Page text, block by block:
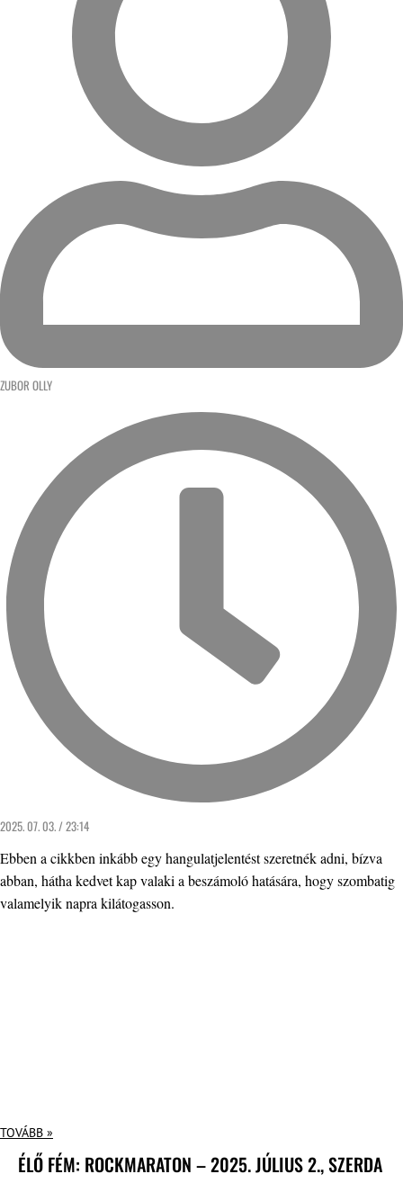
ZUBOR OLLY
2025. 07. 03. / 23:14
Ebben a cikkben inkább egy hangulatjelentést szeretnék adni, bízva
abban, hátha kedvet kap valaki a beszámoló hatására, hogy szombatig
valamelyik napra kilátogasson.
TOVÁBB »
ÉLŐ FÉM: ROCKMARATON – 2025. JÚLIUS 2., SZERDA